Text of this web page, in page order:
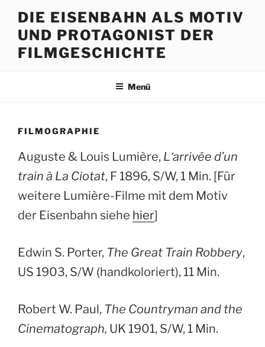
Inhalt
springen
DIE EISENBAHN ALS MOTIV
UND PROTAGONIST DER
FILMGESCHICHTE
Menü
FILMOGRAPHIE
Auguste & Louis Lumière, L‘arrivée d’un
train à La Ciotat, F 1896, S/W, 1 Min. [Für
weitere Lumière-Filme mit dem Motiv
der Eisenbahn siehe hier]
Edwin S. Porter, The Great Train Robbery,
US 1903, S/W (handkoloriert), 11 Min.
Robert W. Paul, The Countryman and the
Cinematograph, UK 1901, S/W, 1 Min.